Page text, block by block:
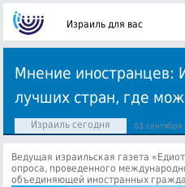
Израиль для вас
Мнение иностранцев:
лучших стран, где
Израиль сегодня 03 сентября
Ведущая израильская газета
опроса, проведенного
объединяющей иностранных